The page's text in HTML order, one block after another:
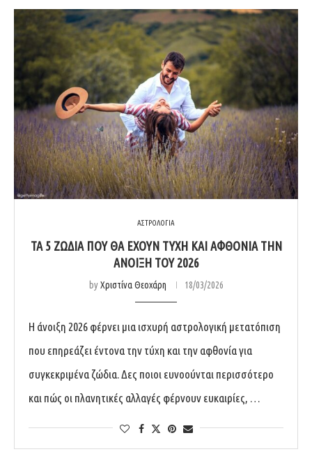
ΑΣΤΡΟΛΟΓΙΑ
ΤΑ 5 ΖΏΔΙΑ ΠΟΥ ΘΑ ΈΧΟΥΝ ΤΎΧΗ ΚΑΙ ΑΦΘΟΝΊΑ ΤΗΝ
ΆΝΟΙΞΗ ΤΟΥ 2026
byΧριστίνα Θεοχάρη 18/03/2026
Η άνοιξη 2026 φέρνει μια ισχυρή αστρολογική μετατόπιση
που επηρεάζει έντονα την τύχη και την αφθονία για
συγκεκριμένα ζώδια. Δες ποιοι ευνοούνται περισσότερο
και πώς οι πλανητικές αλλαγές φέρνουν ευκαιρίες, …